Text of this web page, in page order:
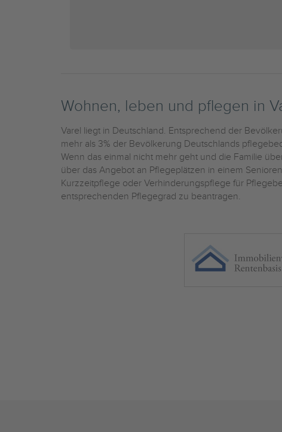
Wohnen, leben und pflegen in
Varel liegt in Deutschland. Entsprechend der
mehr als 3% der Bevölkerung Deutschlands
Wenn das einmal nicht mehr geht und die Familie
über das Angebot an Pflegeplätzen in einem
Kurzzeitpflege oder Verhinderungspflege für
entsprechenden Pflegegrad zu beantragen.